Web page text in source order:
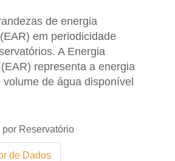
de energia
em periodicidade
A Energia
representa a energia
de água disponível
Reservatório
de Dados